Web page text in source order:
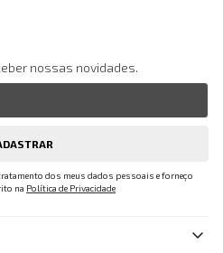
nossas novidades.
dos meus dados pessoais e forneço
na Política de Privacidade